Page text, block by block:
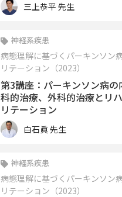
三上恭平 先生
神経系疾患
病態理解に基づくパーキンソン
リテーション（2023）
第3講座：パーキンソン病の
科的治療、外科的治療とリ
リテーション
白石眞 先生
神経系疾患
病態理解に基づくパーキンソン
リテーション（2023）